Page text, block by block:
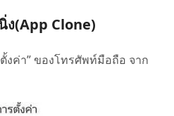
(App Clone)
ตั้งค่า” ของโทรศัพท์มือถือ จาก